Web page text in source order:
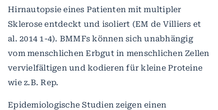
Hirnautopsie eines Patienten mit multipler
Sklerose entdeckt und isoliert (EM de Villiers et
al. 2014 1-4). BMMFs können sich unabhängig
vom menschlichen Erbgut in menschlichen Zellen
vervielfältigen und kodieren für kleine Proteine
wie z.B. Rep.
Epidemiologische Studien zeigen einen